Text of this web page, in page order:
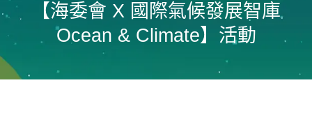
【海委會 X 國際氣候發展智庫
Ocean & Climate】活動